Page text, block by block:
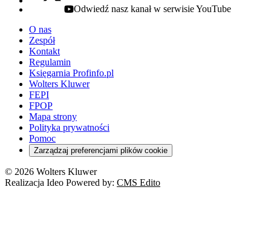
youtube - otwiera się w nowej karcie
Odwiedź nasz kanał w serwisie YouTube
O nas
Zespół
Kontakt
Regulamin
Księgarnia Profinfo.pl
Wolters Kluwer
FEPI
FPOP
Mapa strony
Polityka prywatności
Pomoc
Zarządzaj preferencjami plików cookie
© 2026 Wolters Kluwer
Realizacja Ideo Powered by: CMS Edito